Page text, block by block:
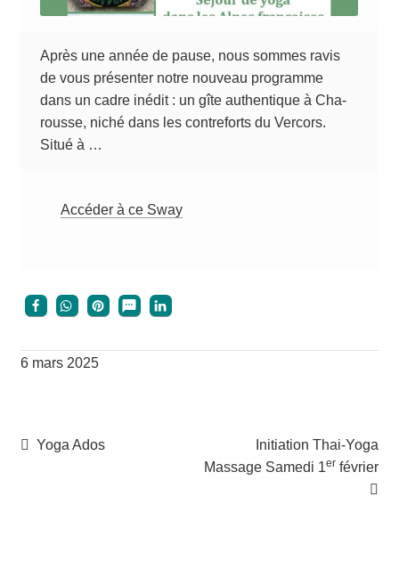
Après une année de pause, nous sommes ravis
de vous pré­sen­ter notre nou­veau pro­gramme
dans un cadre inédit : un gîte authen­tique à Cha­
rousse, niché dans les contre­forts du Ver­cors.
Situé à …
Accé­der à ce Sway
6 mars 2025
Navigation
Article
Yoga Ados
Article
suivant :
Initiation Thai-Yoga
Massage Samedi 1er février